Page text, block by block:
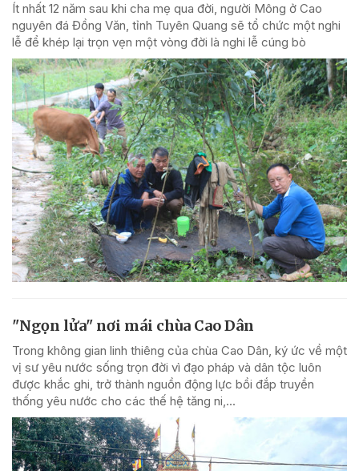
Ít nhất 12 năm sau khi cha mẹ qua đời, người Mông ở Cao
nguyên đá Đồng Văn, tỉnh Tuyên Quang sẽ tổ chức một nghi
lễ để khép lại trọn vẹn một vòng đời là nghi lễ cúng bò
"Ngọn lửa" nơi mái chùa Cao Dân
Trong không gian linh thiêng của chùa Cao Dân, ký ức về một
vị sư yêu nước sống trọn đời vì đạo pháp và dân tộc luôn
được khắc ghi, trở thành nguồn động lực bồi đắp truyền
thống yêu nước cho các thế hệ tăng ni,...